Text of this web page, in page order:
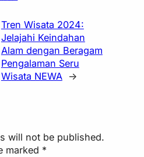
Tren Wisata 2024:
Jelajahi Keindahan
Alam dengan Beragam
Pengalaman Seru
Wisata NEWA
→
will not be published.
marked *